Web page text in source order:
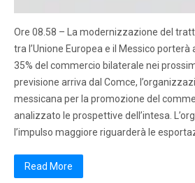
Ore 08.58 – La modernizzazione del
tra l’Unione Europea e il Messico porterà
35% del commercio bilaterale nei
previsione arriva dal Comce,
messicana per la promozione del
analizzato le prospettive dell’intesa.
l’impulso maggiore riguarderà le
Read More